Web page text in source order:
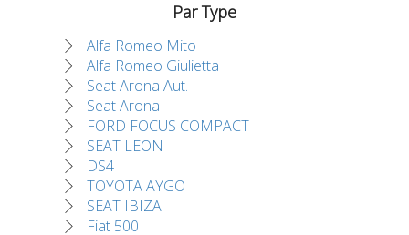
Par Type
Alfa Romeo Mito
Alfa Romeo Giulietta
Seat Arona Aut.
Seat Arona
FORD FOCUS COMPACT
SEAT LEON
DS4
TOYOTA AYGO
SEAT IBIZA
Fiat 500